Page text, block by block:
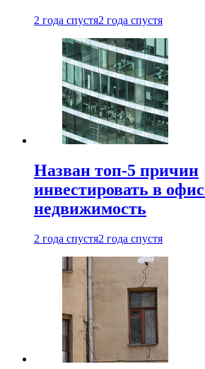
2 года спустя2 года спустя
Назван топ-5 причин
инвестировать в
недвижимость
2 года спустя2 года спустя